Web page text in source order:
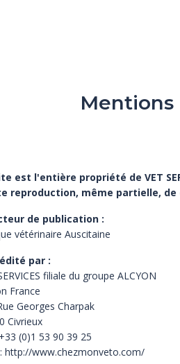
Mentions
est l'entière propriété de VET
reproduction, même partielle,
de publication :
vétérinaire Auscitaine
par :
filiale du groupe ALCYON
France
Georges Charpak
Civrieux
(0)1 53 90 39 25
http://www.chezmonveto.com/